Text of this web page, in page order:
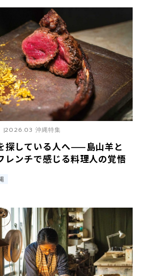
探している人へ——島山羊と
レンチで感じる料理人の覚悟
2026.03 沖縄特集